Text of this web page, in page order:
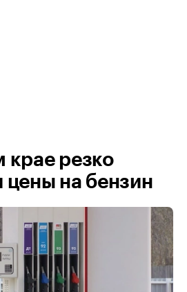
крае резко
цены на бензин